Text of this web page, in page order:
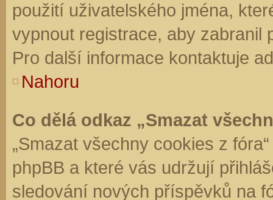
použití uživatelského jména,
vypnout registrace, aby zabranil
Pro další informace kontaktuje
Nahoru
Co dělá odkaz „Smazat
„Smazat všechny cookies z
phpBB a které vás udržují
sledování nových příspěvků na